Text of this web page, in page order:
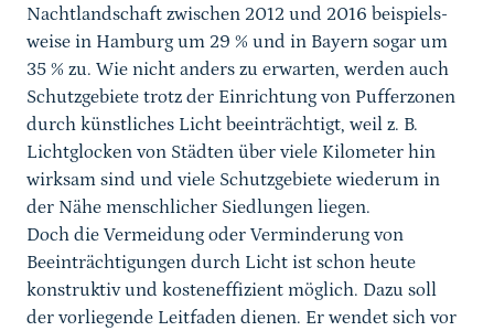
Nachtlandschaft zwischen 2012 und 2016 beispiels-
weise in Hamburg um 29 % und in Bayern sogar um
35 % zu. Wie nicht anders zu erwarten, werden auch
Schutzgebiete trotz der Einrichtung von Pufferzonen
durch künstliches Licht beeinträchtigt, weil z. B.
Lichtglocken von Städten über viele Kilometer hin
wirksam sind und viele Schutzgebiete wiederum in
der Nähe menschlicher Siedlungen liegen.
Doch die Vermeidung oder Verminderung von
Beeinträchtigungen durch Licht ist schon heute
konstruktiv und kosteneffizient möglich. Dazu soll
der vorliegende Leitfaden dienen. Er wendet sich vor